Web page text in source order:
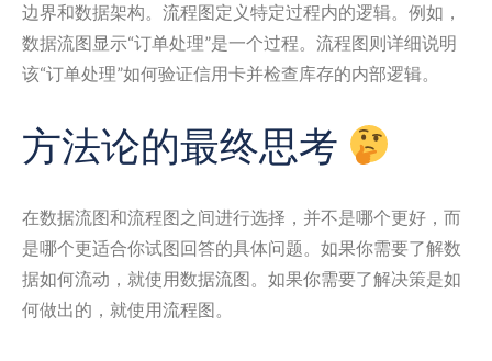
边界和数据架构。流程图定义特定过程内的逻辑。例如，
数据流图显示“订单处理”是一个过程。流程图则详细说明
该“订单处理”如何验证信用卡并检查库存的内部逻辑。
方法论的最终思考
在数据流图和流程图之间进行选择，并不是哪个更好，而
是哪个更适合你试图回答的具体问题。如果你需要了解数
据如何流动，就使用数据流图。如果你需要了解决策是如
何做出的，就使用流程图。